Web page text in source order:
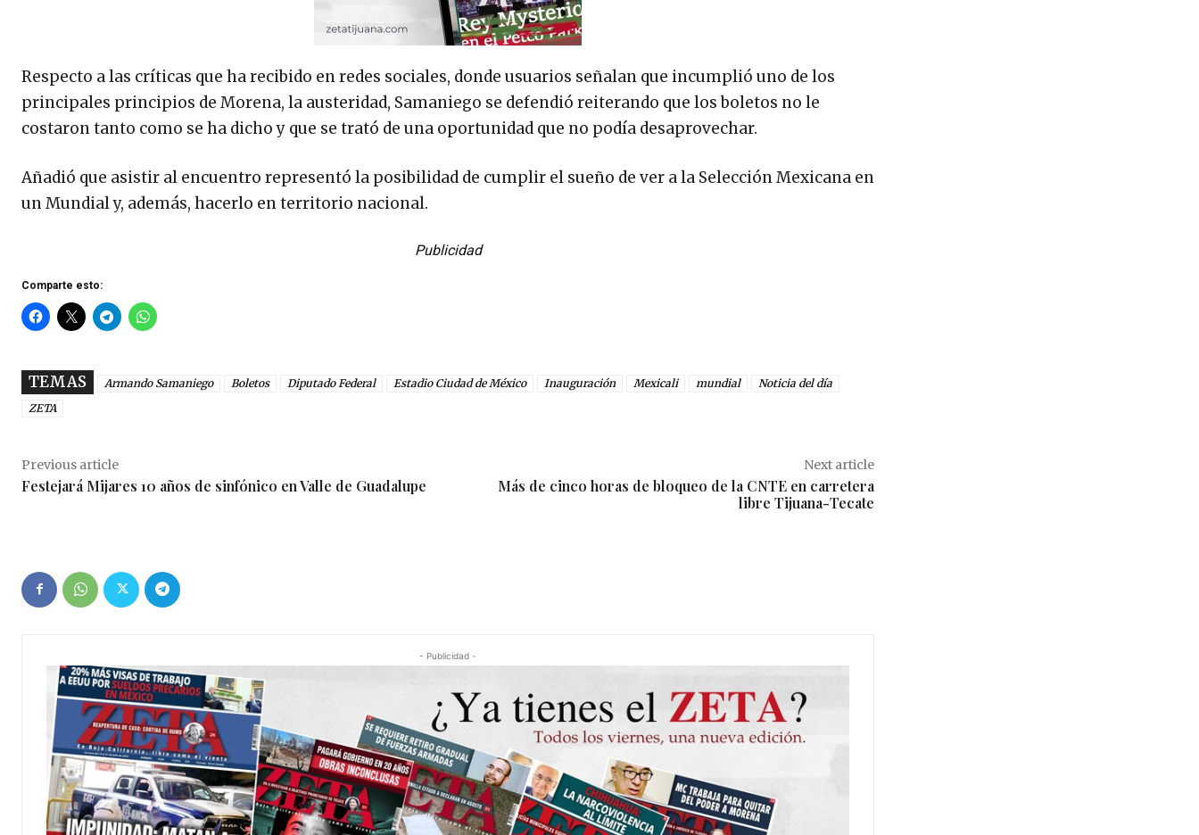
Respecto a las críticas que ha recibido en redes sociales, donde usuarios señalan que incumplió uno de los
principales principios de Morena, la austeridad, Samaniego se defendió reiterando que los boletos no le
costaron tanto como se ha dicho y que se trató de una oportunidad que no podía desaprovechar.
Añadió que asistir al encuentro representó la posibilidad de cumplir el sueño de ver a la Selección Mexicana en
un Mundial y, además, hacerlo en territorio nacional.
Publicidad
Comparte esto:
TEMAS Armando Samaniego Boletos Diputado Federal Estadio Ciudad de México Inauguración Mexicali mundial
Noticia del día
ZETA
Previous article
Festejará Mijares 10 años de sinfónico en Valle de Guadalupe
Next article
Más de cinco horas de bloqueo de la CNTE en carretera
libre Tijuana-Tecate
- Publicidad -